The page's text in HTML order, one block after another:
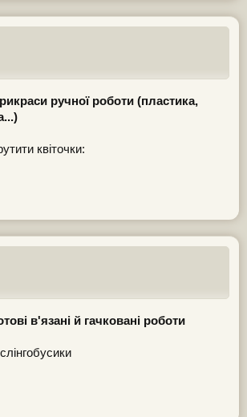
ручної роботи (пластика,
квіточки:
в'язані й гачковані роботи